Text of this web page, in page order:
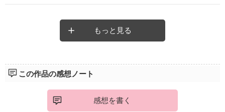
もっと見る
この作品の感想ノート
感想を書く